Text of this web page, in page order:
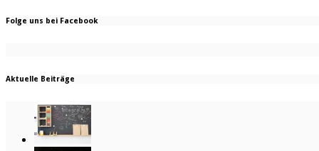
Folge uns bei Facebook
Aktuelle Beiträge